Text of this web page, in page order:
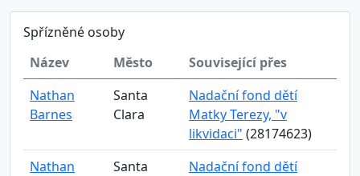
Spřízněné osoby
Název
Město
Související přes
Nathan
Barnes
Santa
Clara
Nadační fond dětí
Matky Terezy, "v
likvidaci" (28174623)
Nathan
Santa
Nadační fond dětí